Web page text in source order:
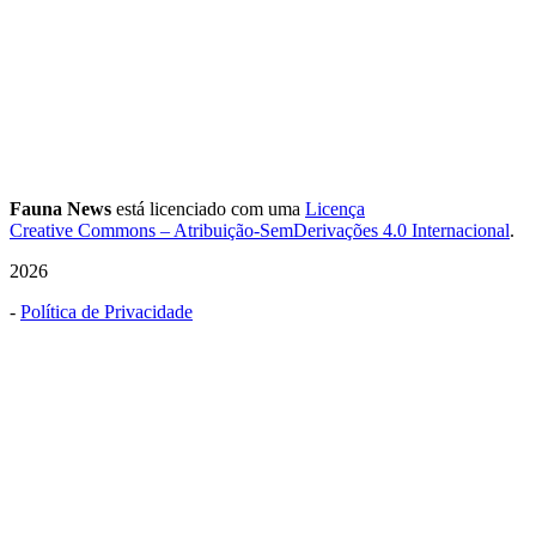
Fauna News está licenciado com uma Licença
Creative Commons – Atribuição-SemDerivações 4.0 Internacional.
2026
- Política de Privacidade